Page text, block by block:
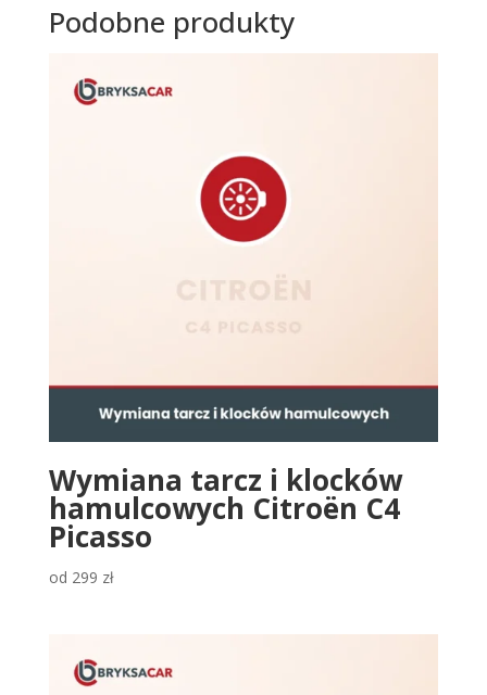
Podobne produkty
Wymiana tarcz i klocków
hamulcowych Citroën C4
Picasso
od 299 zł